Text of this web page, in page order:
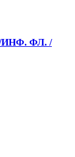
ИНФ. ФЛ. /